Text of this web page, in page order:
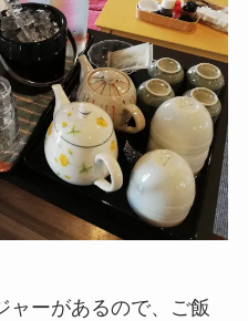
ャーがあるので、ご飯